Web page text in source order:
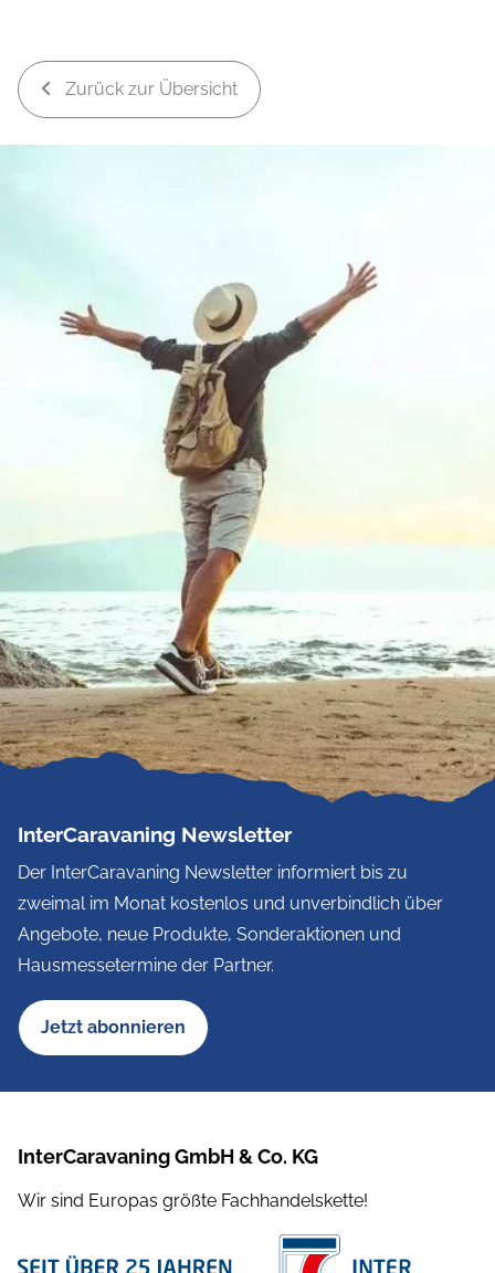
Zurück zur Übersicht
InterCaravaning Newsletter
Der InterCaravaning Newsletter informiert bis zu
zweimal im Monat kostenlos und unverbindlich über
Angebote, neue Produkte, Sonderaktionen und
Hausmessetermine der Partner.
Jetzt abonnieren
InterCaravaning GmbH & Co. KG
Wir sind Europas größte Fachhandelskette!